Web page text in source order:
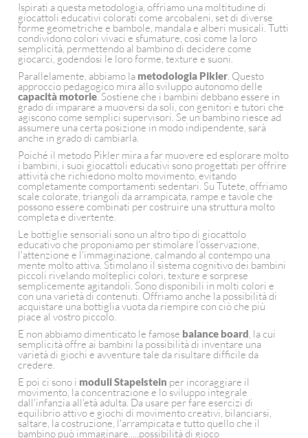
Ispirati a questa metodologia, offriamo una moltitudine di
giocattoli educativi colorati come arcobaleni, set di diverse
forme geometriche e bambole, mandala e alberi musicali. Tutti
condividono colori vivaci e sfumature, così come la loro
semplicità, permettendo al bambino di decidere come
giocarci, godendosi le loro forme, texture e suoni.
Parallelamente, abbiamo la metodologia Pikler. Questo
approccio pedagogico mira allo sviluppo autonomo delle
capacità motorie. Sostiene che i bambini debbano essere in
grado di imparare a muoversi da soli, con genitori e tutori che
agiscono come semplici supervisori. Se un bambino riesce ad
assumere una certa posizione in modo indipendente, sarà
anche in grado di cambiarla.
Poiché il metodo Pikler mira a far muovere ed esplorare molto
i bambini, i suoi giocattoli educativi sono progettati per offrire
attività che richiedono molto movimento, evitando
completamente comportamenti sedentari. Su Tutete, offriamo
scale colorate, triangoli da arrampicata, rampe e tavole che
possono essere combinati per costruire una struttura molto
completa e divertente.
Le bottiglie sensoriali sono un altro tipo di giocattolo
educativo che proponiamo per stimolare l'osservazione,
l'attenzione e l'immaginazione, calmando al contempo una
mente molto attiva. Stimolano il sistema cognitivo dei bambini
piccoli rivelando molteplici colori, texture e sorprese
semplicemente agitandoli. Sono disponibili in molti colori e
con una varietà di contenuti. Offriamo anche la possibilità di
acquistare una bottiglia vuota da riempire con ciò che più
piace al vostro piccolo.
E non abbiamo dimenticato le famose balance board, la cui
semplicità offre ai bambini la possibilità di inventare una
varietà di giochi e avventure tale da risultare difficile da
credere.
E poi ci sono i moduli Stapelstein per incoraggiare il
movimento, la concentrazione e lo sviluppo integrale
dall'infanzia all'età adulta. Da usare per fare esercizi di
equilibrio attivo e giochi di movimento creativi, bilanciarsi,
saltare, la costruzione, l'arrampicata e tutto quello che il
bambino può immaginare.....possibilità di gioco